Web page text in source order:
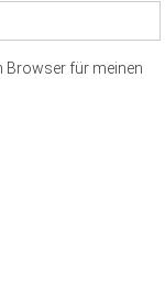
Browser für meinen